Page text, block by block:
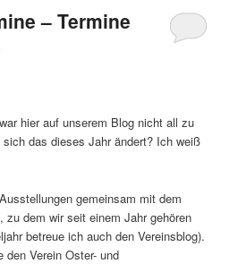
– Termine
hier auf unserem Blog nicht all zu
das dieses Jahr ändert? Ich weiß
gemeinsam mit dem
, zu dem wir seit einem Jahr gehören
betreue ich auch den Vereinsblog).
Verein Oster- und